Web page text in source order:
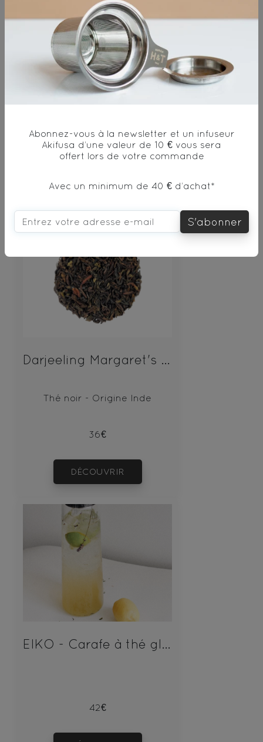
Trousse Nomade Bio
29€
DÉCOUVRIR
Thé noir - Origine Inde
36€
DÉCOUVRIR
42€
Abonnez-vous à la newsletter et un infuseur
Akifusa d’une valeur de 10 € vous sera
offert lors de votre commande
Avec un minimum de 40 € d’achat*
S'abonner